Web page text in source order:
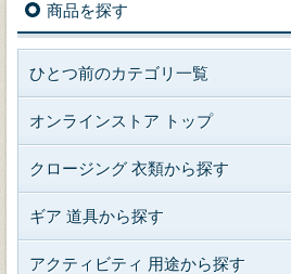
商品を探す
ひとつ前のカテゴリ一覧
オンラインストア トップ
クロージング 衣類から探す
ギア 道具から探す
アクティビティ 用途から探す